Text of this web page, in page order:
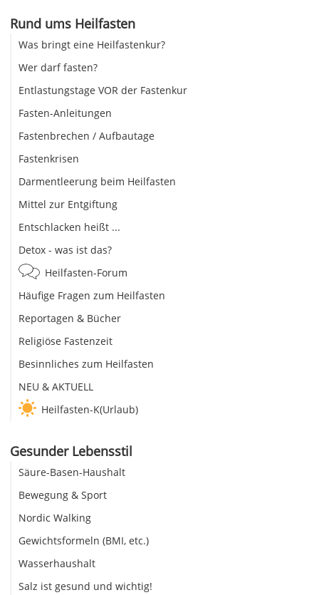
Rund ums Heilfasten
Was bringt eine Heilfastenkur?
Wer darf fasten?
Entlastungstage VOR der Fastenkur
Fasten-Anleitungen
Fastenbrechen / Aufbautage
Fastenkrisen
Darmentleerung beim Heilfasten
Mittel zur Entgiftung
Entschlacken heißt ...
Detox - was ist das?
Heilfasten-Forum
Häufige Fragen zum Heilfasten
Reportagen & Bücher
Religiöse Fastenzeit
Besinnliches zum Heilfasten
NEU & AKTUELL
Heilfasten-K(Urlaub)
Gesunder Lebensstil
Säure-Basen-Haushalt
Bewegung & Sport
Nordic Walking
Gewichtsformeln (BMI, etc.)
Wasserhaushalt
Salz ist gesund und wichtig!